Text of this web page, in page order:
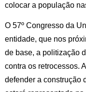
colocar a população
O 57º Congresso da
entidade, que nos
de base, a politização
contra os retrocessos.
defender a construção